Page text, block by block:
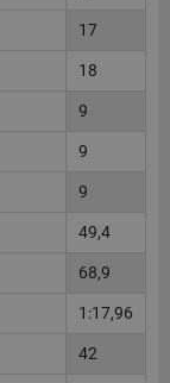
17
18
9
9
9
49,4
68,9
1:17,96
42